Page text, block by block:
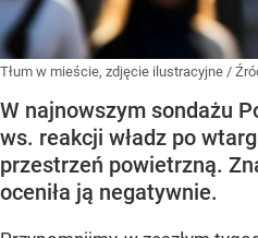
Tłum w mieście, zdjęcie ilustracyjne /
W najnowszym sondażu
ws. reakcji władz po
przestrzeń powietrzną.
oceniła ją negatywnie.